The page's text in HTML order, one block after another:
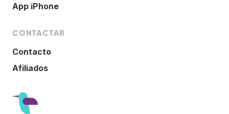
App iPhone
CONTACTAR
Contacto
Afiliados